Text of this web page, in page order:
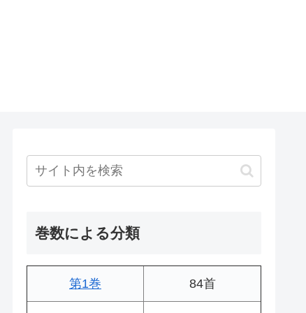
巻数による分類
第1巻 84首